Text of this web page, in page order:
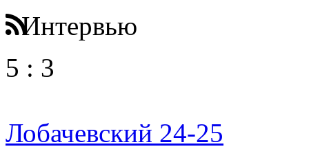
Интервью
5 : 3
Лобачевский 24-25